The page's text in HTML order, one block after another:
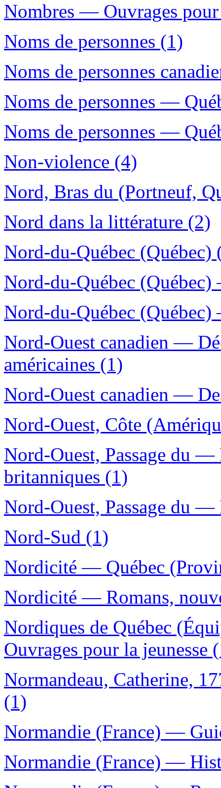
Nombres — Ouvrages pour
Noms de personnes (1)
Noms de personnes
Noms de personnes —
Noms de personnes —
Non-violence (4)
Nord, Bras du (Portneuf,
Nord dans la littérature (2)
Nord-du-Québec (Québec)
Nord-du-Québec
Nord-du-Québec
Nord-Ouest canadien —
américaines (1)
Nord-Ouest canadien —
Nord-Ouest, Côte
Nord-Ouest, Passage du
britanniques (1)
Nord-Ouest, Passage du
Nord-Sud (1)
Nordicité — Québec
Nordicité — Romans,
Nordiques de Québec
Ouvrages pour la jeunesse
Normandeau, Catherine,
(1)
Normandie (France) —
Normandie (France) —